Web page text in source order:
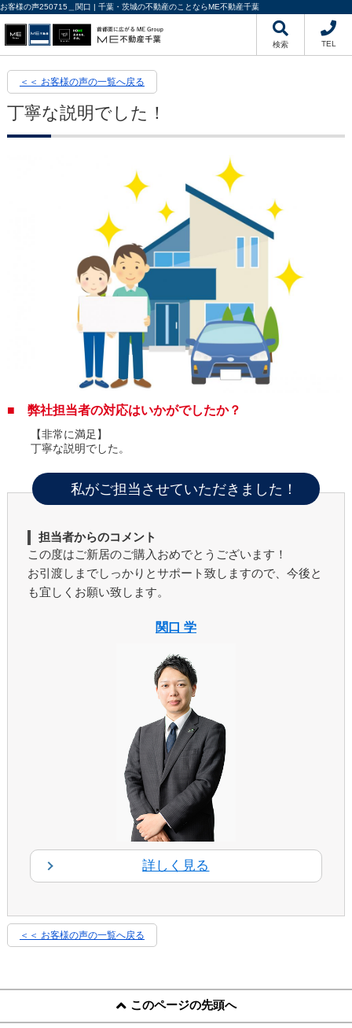
お客様の声250715＿関口 | 千葉・茨城の不動産のことならME不動産千葉
検索 TEL
＜＜ お客様の声の一覧へ戻る
丁寧な説明でした！
■ 弊社担当者の対応はいかがでしたか？
【非常に満足】
丁寧な説明でした。
私がご担当させていただきました！
担当者からのコメント
この度はご新居のご購入おめでとうございます！
お引渡しまでしっかりとサポート致しますので、今後と
も宜しくお願い致します。
関口 学
詳しく見る
＜＜ お客様の声の一覧へ戻る
このページの先頭へ